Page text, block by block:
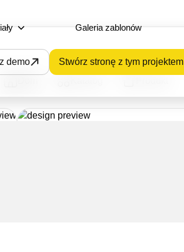
Galeria zablonów
demo Stwórz stronę z tym projektem